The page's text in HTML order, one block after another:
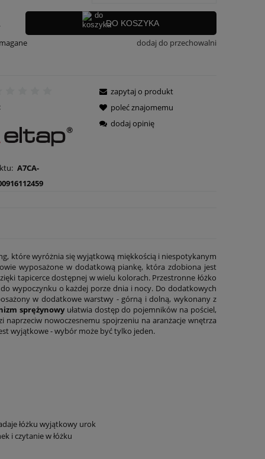
DO KOSZYKA
dodaj do przechowalni
A7CA-
zapytaj o produkt
poleć znajomemu
dodaj opinię
które wyróżnia się wyjątkową miękkością i niespotykanym
wyposażone w dodatkową piankę, która zdobiona jest
tapicerce dostępnej w wielu kolorach. Przestronne łóżko
wypoczynku o każdej porze dnia i nocy. Do dodatkowych
w dodatkowe warstwy - górną i dolną, wykonany z
sprężynowyułatwia dostęp do pojemników na pościel,
naprzeciw nowoczesnemu spojrzeniu na aranżacje wnętrza
wyjątkowe - wybór może być tylko jeden.
łóżku wyjątkowy urok
i czytanie w łóżku